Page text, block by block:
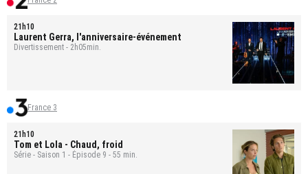
21h10
Laurent Gerra, l'anniversaire-événement
Divertissement - 2h05min.
France 3
21h10
Tom et Lola - Chaud, froid
Série - Saison 1 - Épisode 9 - 55 min.